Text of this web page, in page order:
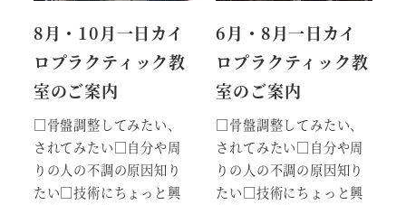
8月・10月一日カイ
ロプラクティック教
室のご案内
□骨盤調整してみたい、
されてみたい□自分や周
りの人の不調の原因知り
たい□技術にちょっと興
6月・8月一日カイ
ロプラクティック教
室のご案内
□骨盤調整してみたい、
されてみたい□自分や周
りの人の不調の原因知り
たい□技術にちょっと興